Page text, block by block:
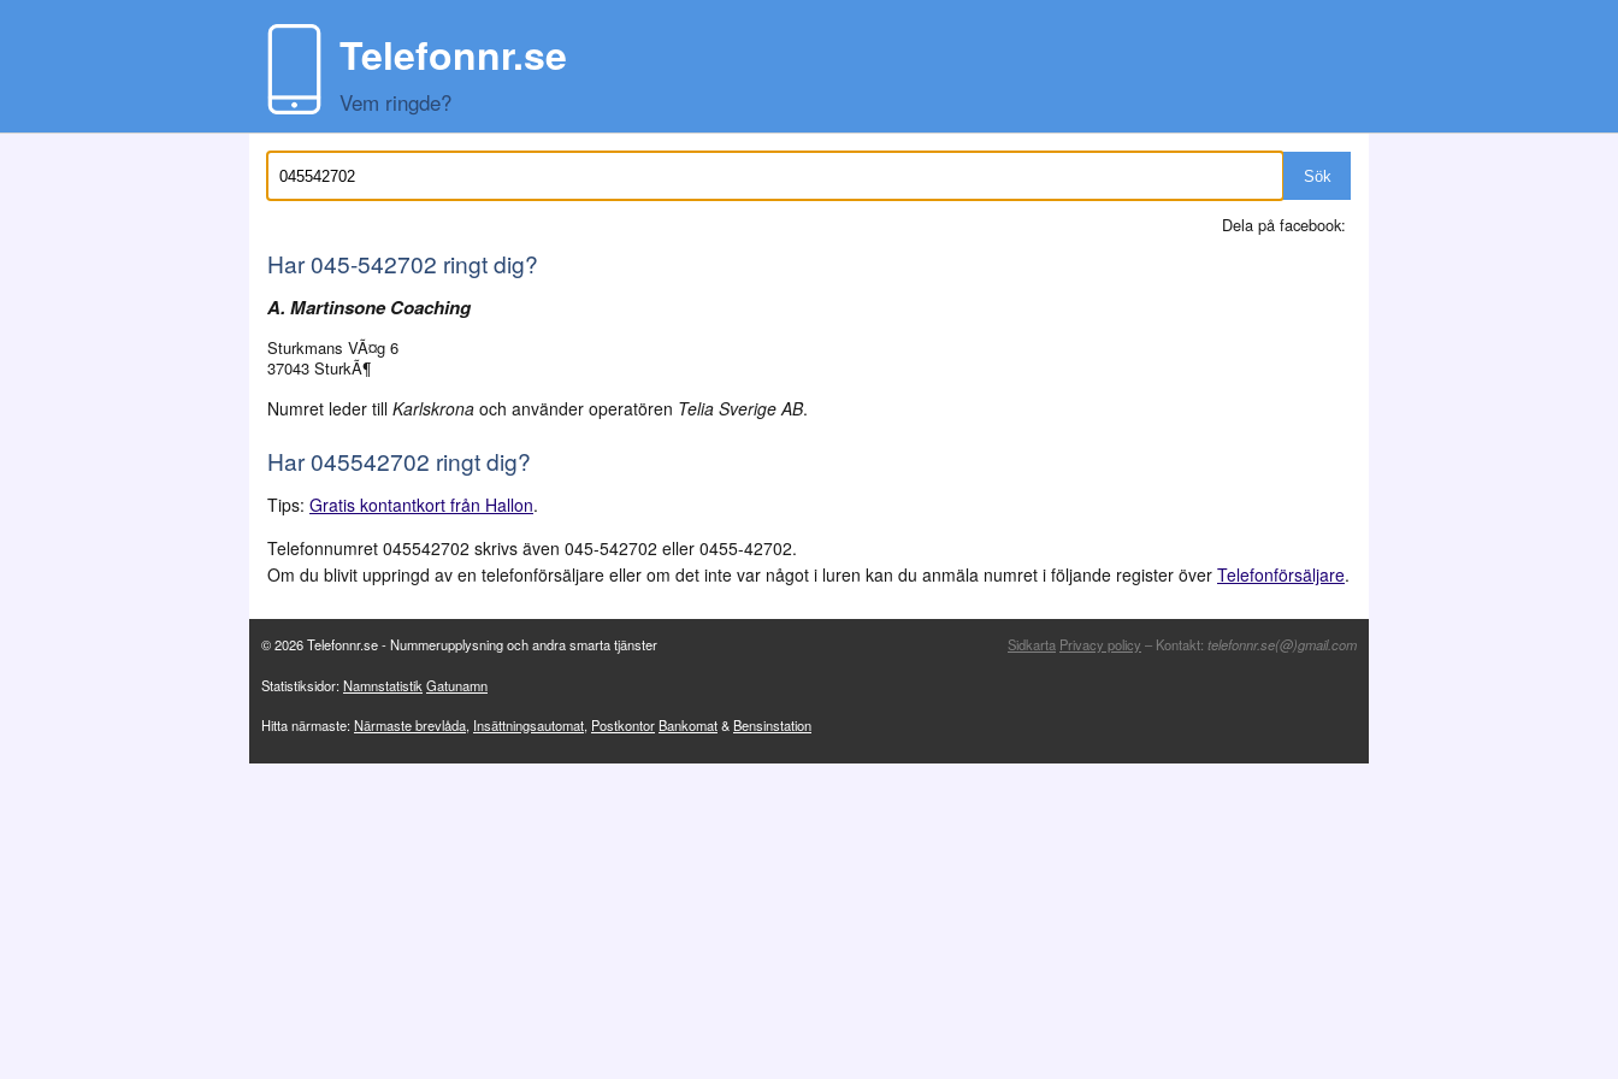
Telefonnr.se
Vem ringde?
Sök
Dela på facebook:
Har045-542702 ringt dig?
A. Martinsone Coaching
Sturkmans VÃ¤g 6
37043 SturkÃ¶
Numret leder till Karlskrona och använder operatören Telia Sverige AB.
Har 045542702 ringt dig?
Tips: Gratis kontantkort från Hallon.
Telefonnumret 045542702 skrivs även 045-542702 eller 0455-42702.
Om du blivit uppringd av en telefonförsäljare eller om det inte var något i luren kan du anmäla numret i följande register över Telefonförsäljare.
© 2026 Telefonnr.se - Nummerupplysning och andra smarta tjänster Sidkarta Privacy policy – Kontakt: telefonnr.se(@)gmail.com
Statistiksidor:Namnstatistik Gatunamn
Hitta närmaste:Närmaste brevlåda, Insättningsautomat, PostkontorBankomat&Bensinstation